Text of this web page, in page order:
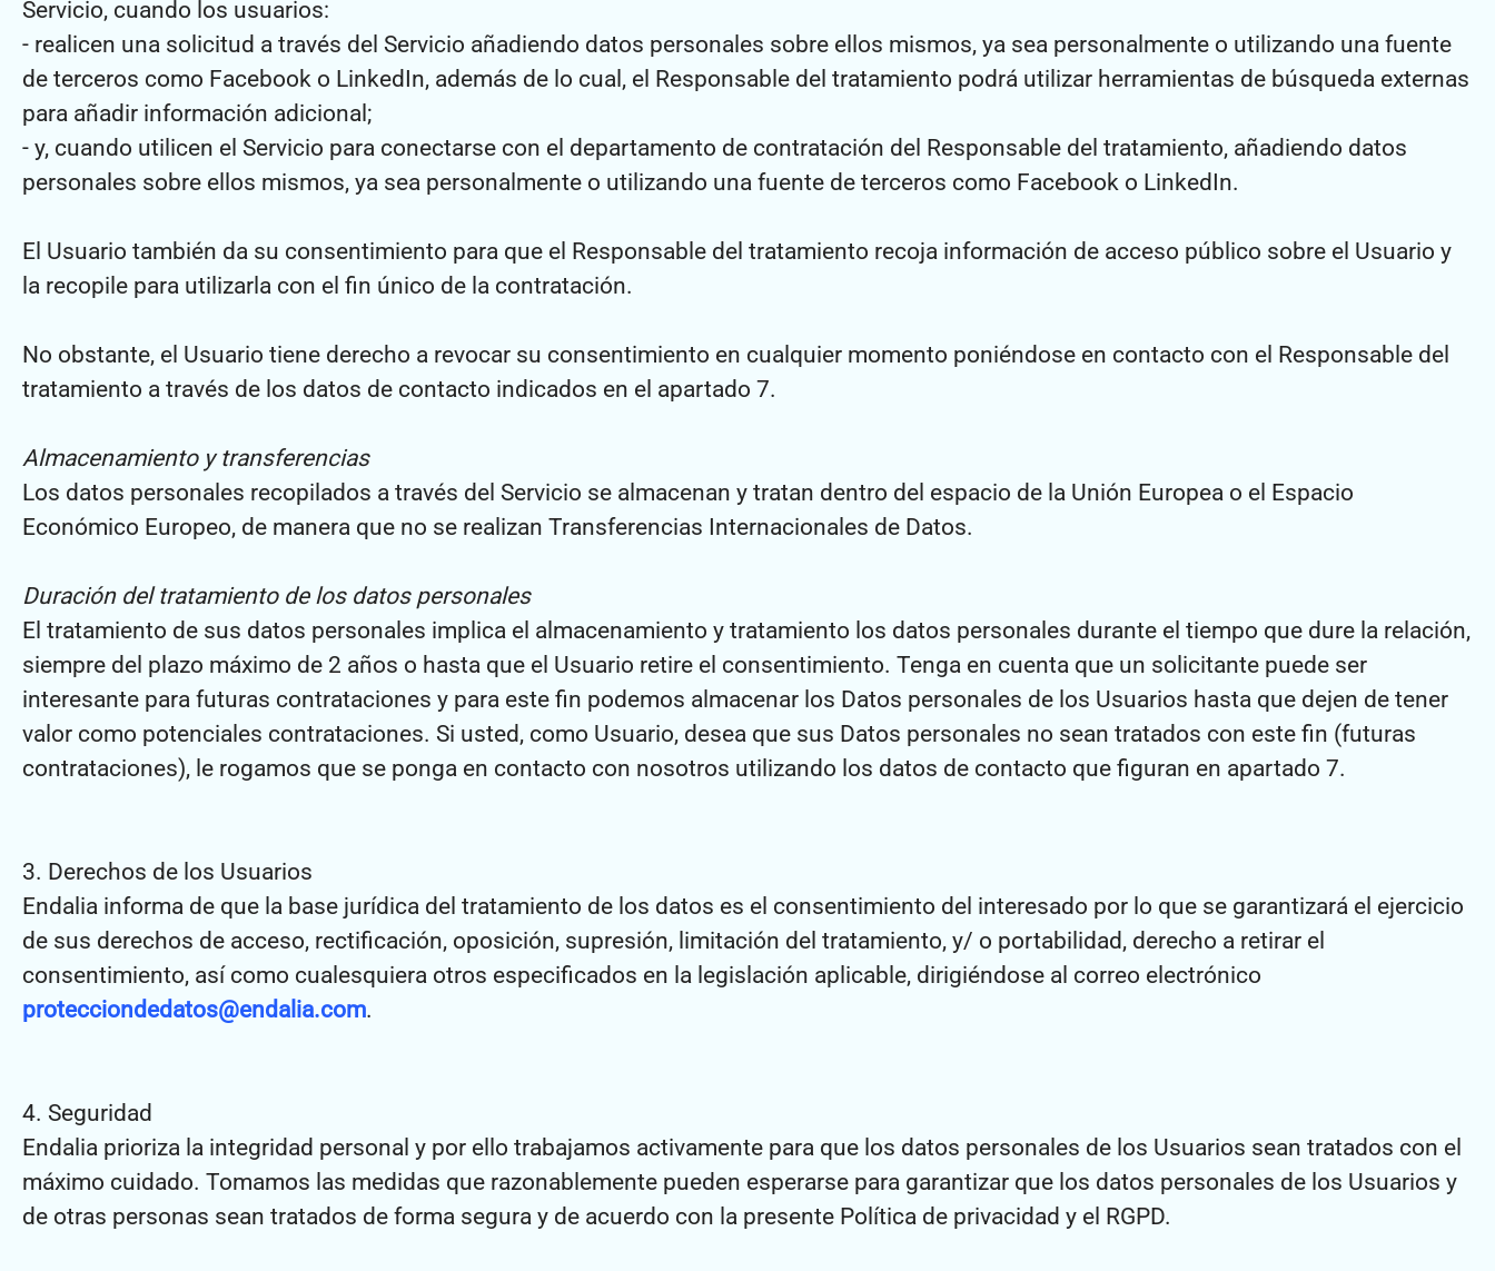
Servicio, cuando los usuarios:
- realicen una solicitud a través del Servicio añadiendo datos personales sobre ellos mismos, ya sea personalmente o utilizando una fuente
de terceros como Facebook o LinkedIn, además de lo cual, el Responsable del tratamiento podrá utilizar herramientas de búsqueda externas
para añadir información adicional;
- y, cuando utilicen el Servicio para conectarse con el departamento de contratación del Responsable del tratamiento, añadiendo datos
personales sobre ellos mismos, ya sea personalmente o utilizando una fuente de terceros como Facebook o LinkedIn.
El Usuario también da su consentimiento para que el Responsable del tratamiento recoja información de acceso público sobre el Usuario y
la recopile para utilizarla con el fin único de la contratación.
No obstante, el Usuario tiene derecho a revocar su consentimiento en cualquier momento poniéndose en contacto con el Responsable del
tratamiento a través de los datos de contacto indicados en el apartado 7.
Almacenamiento y transferencias
Los datos personales recopilados a través del Servicio se almacenan y tratan dentro del espacio de la Unión Europea o el Espacio
Económico Europeo, de manera que no se realizan Transferencias Internacionales de Datos.
Duración del tratamiento de los datos personales
El tratamiento de sus datos personales implica el almacenamiento y tratamiento los datos personales durante el tiempo que dure la relación,
siempre del plazo máximo de 2 años o hasta que el Usuario retire el consentimiento. Tenga en cuenta que un solicitante puede ser
interesante para futuras contrataciones y para este fin podemos almacenar los Datos personales de los Usuarios hasta que dejen de tener
valor como potenciales contrataciones. Si usted, como Usuario, desea que sus Datos personales no sean tratados con este fin (futuras
contrataciones), le rogamos que se ponga en contacto con nosotros utilizando los datos de contacto que figuran en apartado 7.
3. Derechos de los Usuarios
Endalia informa de que la base jurídica del tratamiento de los datos es el consentimiento del interesado por lo que se garantizará el ejercicio
de sus derechos de acceso, rectificación, oposición, supresión, limitación del tratamiento, y/ o portabilidad, derecho a retirar el
consentimiento, así como cualesquiera otros especificados en la legislación aplicable, dirigiéndose al correo electrónico
protecciondedatos@endalia.com.
4. Seguridad
Endalia prioriza la integridad personal y por ello trabajamos activamente para que los datos personales de los Usuarios sean tratados con el
máximo cuidado. Tomamos las medidas que razonablemente pueden esperarse para garantizar que los datos personales de los Usuarios y
de otras personas sean tratados de forma segura y de acuerdo con la presente Política de privacidad y el RGPD.